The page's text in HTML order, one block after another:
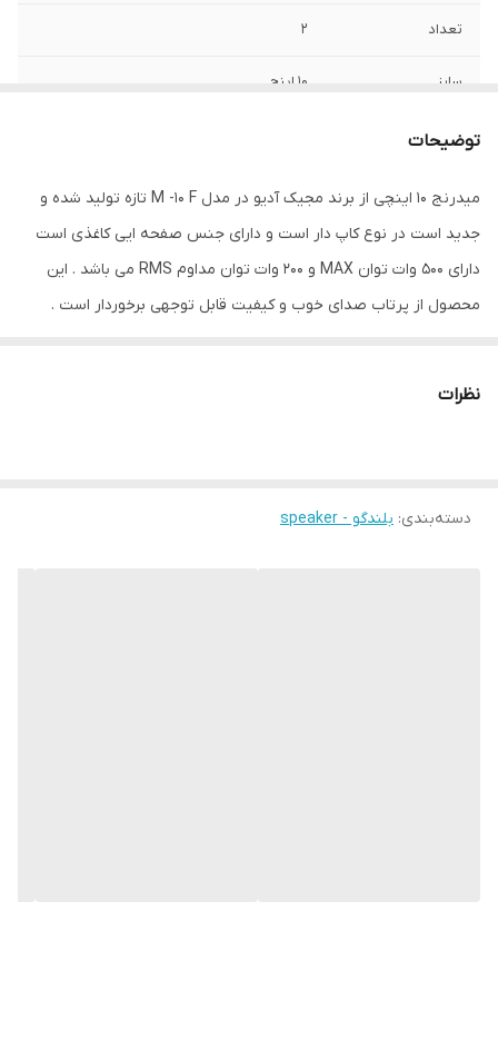
تعداد 2
سایز 10 اینچ
عمق نصب
نوع بلندگو دایره ای
توضیحات
میدرنج 10 اینچی از برند مجیک آدیو در مدل M -10 F تازه تولید شده و
جدید است در نوع کاپ دار است و دارای جنس صفحه ایی کاغذی است
دارای 500 وات توان MAX و 200 وات توان مداوم RMS می باشد . این
محصول از پرتاب صدای خوب و کیفیت قابل توجهی برخوردار است .
نظرات
دسته‌بندی: بلندگو - speaker